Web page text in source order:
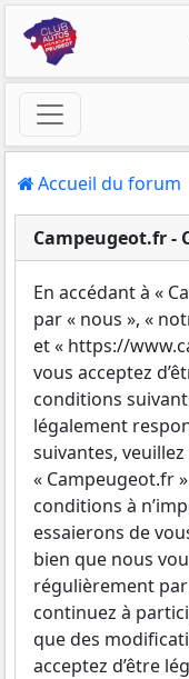
Accueil du forum
Campeugeot.fr -
En accédant à «
par « nous », «
et « https://
vous acceptez
conditions
légalement
suivantes,
« Campeugeot.fr
conditions à
essaierons de
bien que nous
régulièrement
continuez à
que des
acceptez d’être